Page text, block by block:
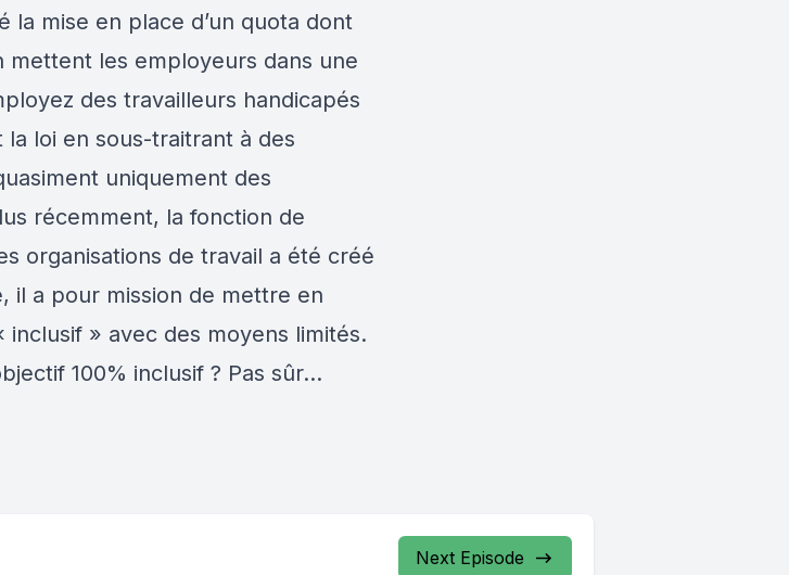
la mise en place d’un quota dont
mettent les employeurs dans une
des travailleurs handicapés
loi en sous-traitrant à des
uniquement des
récemment, la fonction de
organisations de travail a été créé
il a pour mission de mettre en
» avec des moyens limités.
100% inclusif ? Pas sûr…
Next Episode